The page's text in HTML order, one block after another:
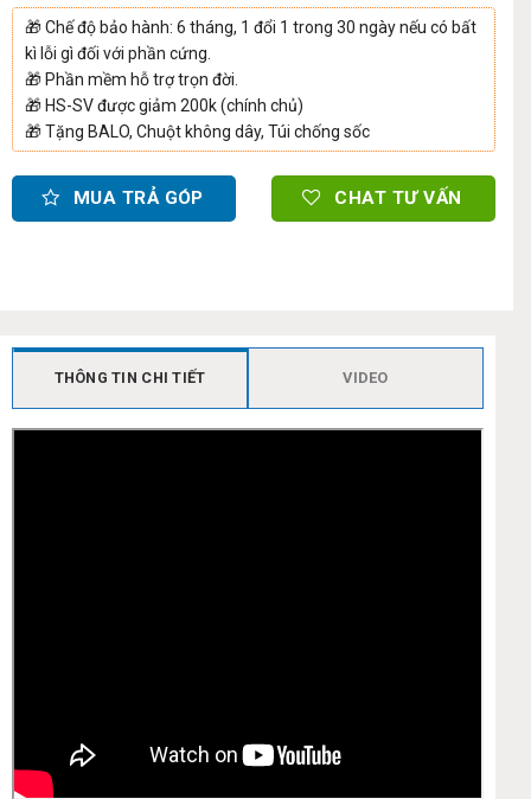
🎁Chế độ bảo hành: 6 tháng, 1 đổi 1 trong 30 ngày nếu có bất
kì lỗi gì đối với phần cứng.
🎁 Phần mềm hỗ trợ trọn đời.
🎁 HS-SV được giảm 200k (chính chủ)
🎁Tặng BALO, Chuột không dây, Túi chống sốc
MUA TRẢ GÓP CHAT TƯ VẤN
THÔNG TIN CHI TIẾT VIDEO